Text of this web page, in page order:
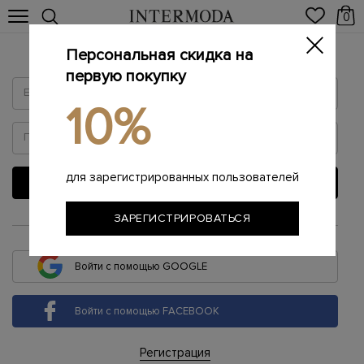
0
Войти
ВОЙТИ
или
Войти с помощью GOOGLE
Войти с помощью FACEBOOK
Регистрация
Персональная скидка на
первую покупку
10%
для зарегистрированных пользователей
ЗАРЕГИСТРИРОВАТЬСЯ